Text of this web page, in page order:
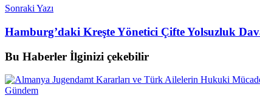
Sonraki Yazı
Hamburg’daki Kreşte Yönetici Çifte Yolsuzluk
Bu Haberler İlginizi çekebilir
Gündem